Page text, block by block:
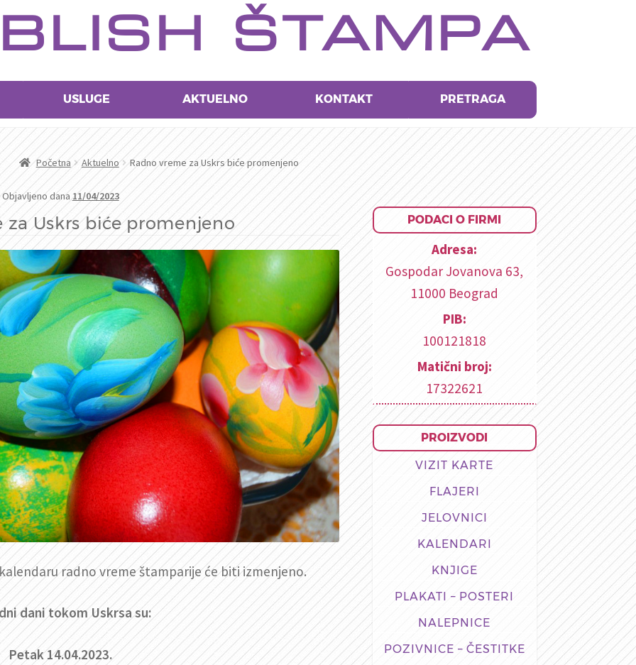
ŠTAMPA
USLUGE AKTUELNO KONTAKT PRETRAGA
Početna Aktuelno Radno vreme za Uskrs biće promenjeno
Objavljeno dana 11/04/2023
za Uskrs biće promenjeno
radno vreme štamparije će biti izmenjeno.
dani tokom Uskrsa su:
Petak 14.04.2023.
PODACI O FIRMI
Adresa:
Gospodar Jovanova 63,
11000 Beograd
PIB:
100121818
Matični broj:
17322621
PROIZVODI
VIZIT KARTE
FLAJERI
JELOVNICI
KALENDARI
KNJIGE
PLAKATI – POSTERI
NALEPNICE
POZIVNICE – ČESTITKE